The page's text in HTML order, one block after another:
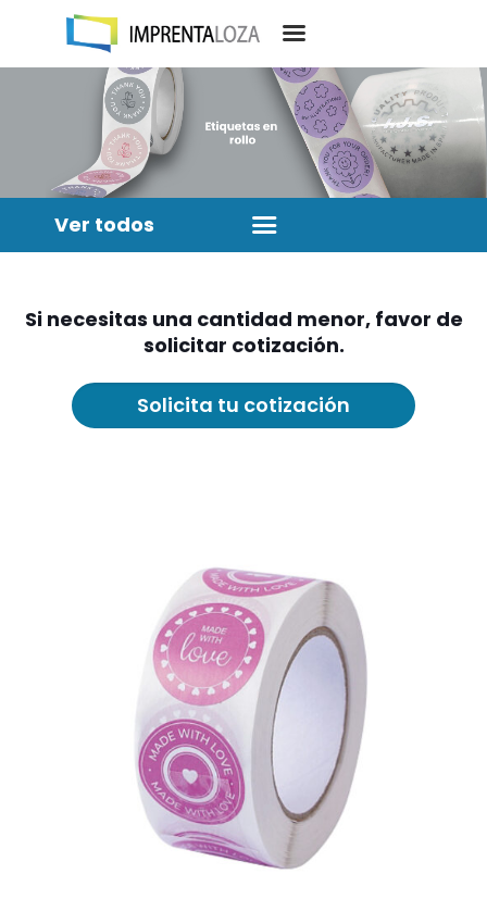
Ver todos
Si necesitas una cantidad menor, favor de
solicitar cotización.
Solicita tu cotización